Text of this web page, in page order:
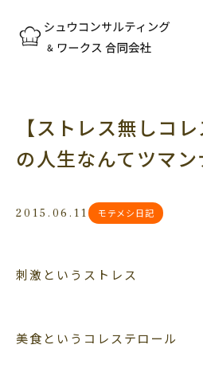
【ストレス無しコ
の人生なんてツマン
2015.06.11 モテメシ日記
刺激というストレス
美食というコレステロール